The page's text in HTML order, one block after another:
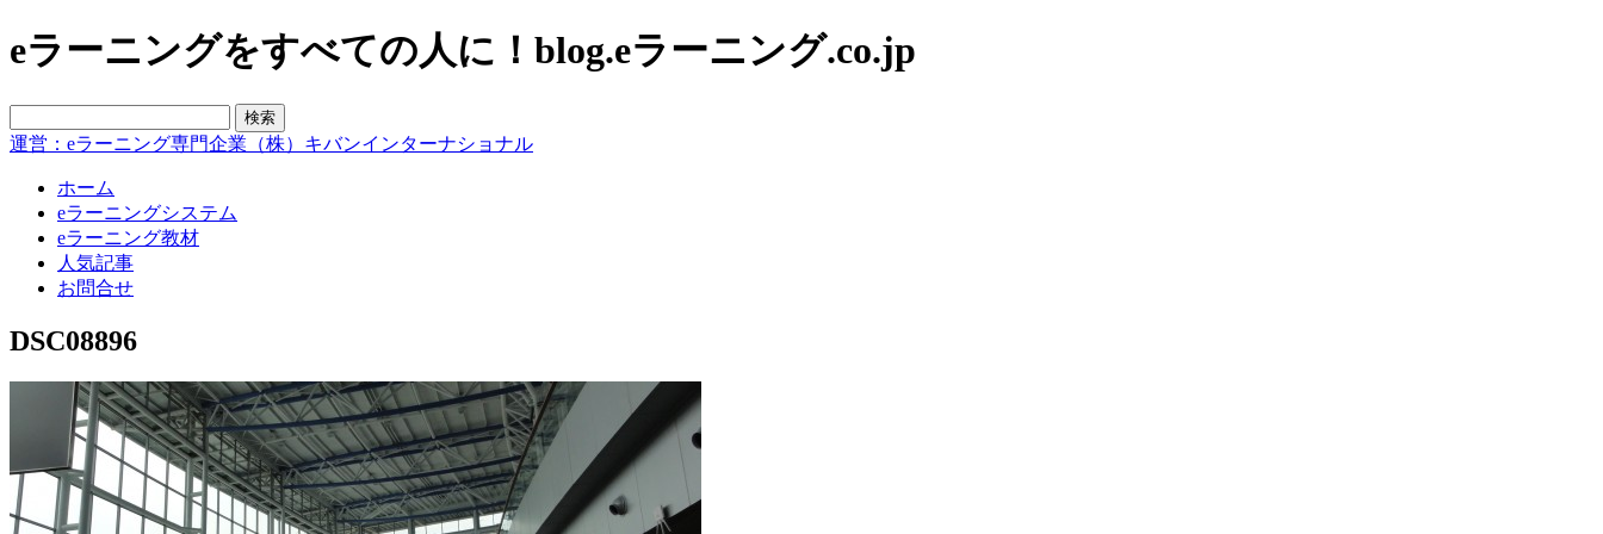
eラーニングをすべての人に！blog.eラーニング.co.jp
運営：eラーニング専門企業（株）キバンインターナショナル
ホーム
eラーニングシステム
eラーニング教材
人気記事
お問合せ
DSC08896